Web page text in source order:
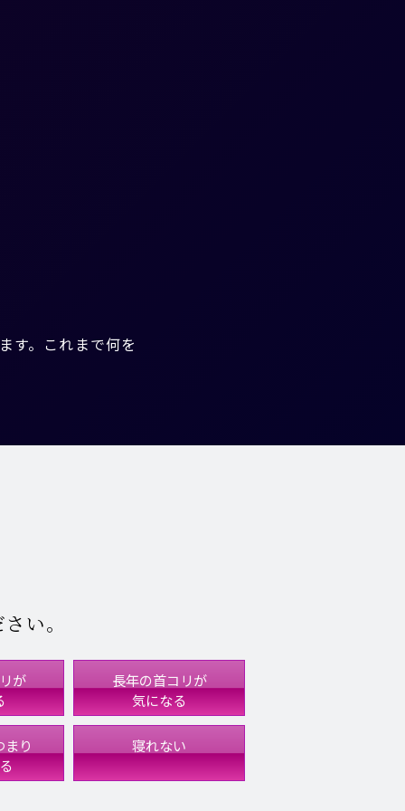
す。これまで何を
い。
が
長年の首コリが
気になる
り
寝れない